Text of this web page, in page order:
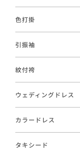
色打掛
引振袖
紋付袴
ウェディングドレス
カラードレス
タキシード